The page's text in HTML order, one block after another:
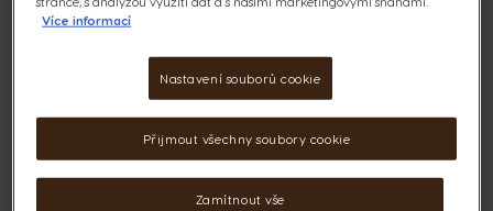
Číslo objednávky:
Váš email:
Více informací
Nastavení souborů cookie
Zamítnout vše
Přijmout všechny soubory cookie